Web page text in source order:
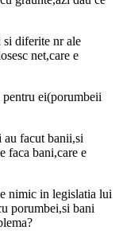
diferite nr ale
net,care e
ei(porumbeii
au facut banii,si
faca bani,care e
nimic in legislatia lui
porumbei,si bani